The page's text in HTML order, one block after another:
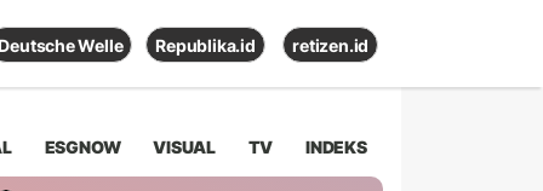
Deutsche Welle Republika.id retizen.id
ESGNOW VISUAL TV INDEKS